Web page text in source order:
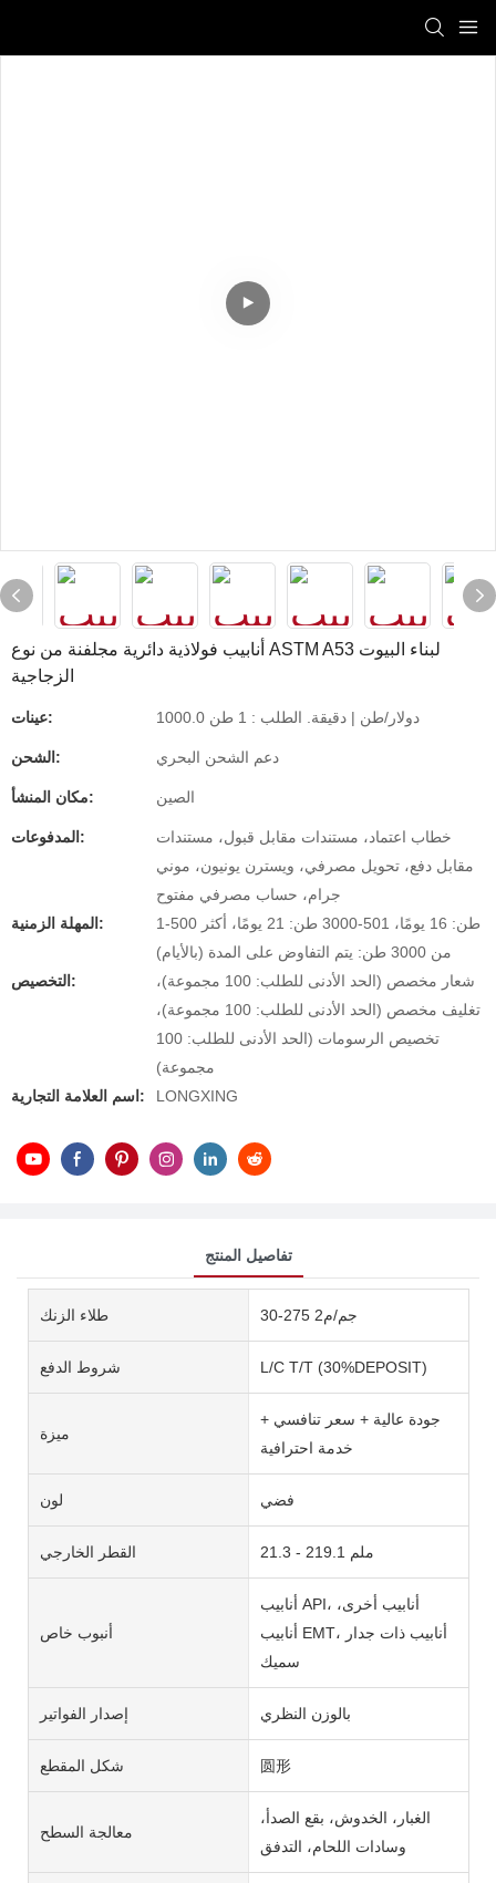
أنابيب فولاذية دائرية مجلفنة من نوع ASTM A53 لبناء البيوت
الزجاجية
عينات: 1000.0 دولار/طن | دقيقة. الطلب : 1 طن
الشحن: دعم الشحن البحري
مكان المنشأ: الصين
المدفوعات:
خطاب اعتماد، مستندات مقابل قبول، مستندات
مقابل دفع، تحويل مصرفي، ويسترن يونيون، موني
جرام، حساب مصرفي مفتوح
المهلة الزمنية:
1-500 طن: 16 يومًا، 501-3000 طن: 21 يومًا، أكثر
من 3000 طن: يتم التفاوض على المدة (بالأيام)
التخصيص:
شعار مخصص (الحد الأدنى للطلب: 100 مجموعة)،
تغليف مخصص (الحد الأدنى للطلب: 100 مجموعة)،
تخصيص الرسومات (الحد الأدنى للطلب: 100
مجموعة)
اسم العلامة التجارية:
LONGXING
تفاصيل المنتج
طلاء الزنك 30-275 جم/م2
شروط الدفع L/C T/T (30%DEPOSIT)
ميزة
جودة عالية + سعر تنافسي +
خدمة احترافية
لون فضي
القطر الخارجي 21.3 - 219.1 ملم
أنبوب خاص
أنابيب API، أنابيب أخرى،
أنابيب EMT، أنابيب ذات جدار
سميك
إصدار الفواتير بالوزن النظري
شكل المقطع 圆形
معالجة السطح
الغبار، الخدوش، بقع الصدأ،
وسادات اللحام، التدفق